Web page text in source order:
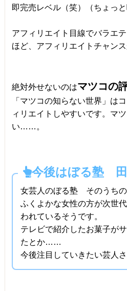
即完売レベル（笑）（ちょっ
アフィリエイト目線でバラエ
ほど、アフィリエイトチャンス
絶対外せないのはマツコの
「マツコの知らない世界」は
ィリエイトしやすいです。マ
い……。
今後はぼる塾 田
女芸人のぼる塾 そのうちの
ふくよかな女性の方が次世
われているそうです。
テレビで紹介したお菓子が
たとか……
今後注目していきたい芸人さ